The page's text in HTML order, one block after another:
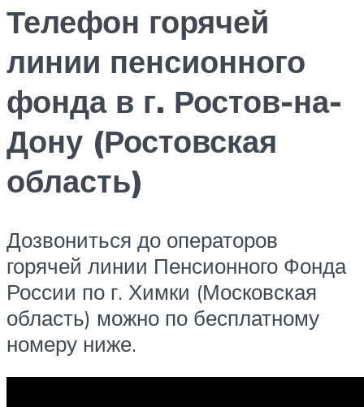
Телефон горячей
линии пенсионного
фонда в г. Ростов-на-
Дону (Ростовская
область)
Дозвониться до операторов
горячей линии Пенсионного Фонда
России по г. Химки (Московская
область) можно по бесплатному
номеру ниже.